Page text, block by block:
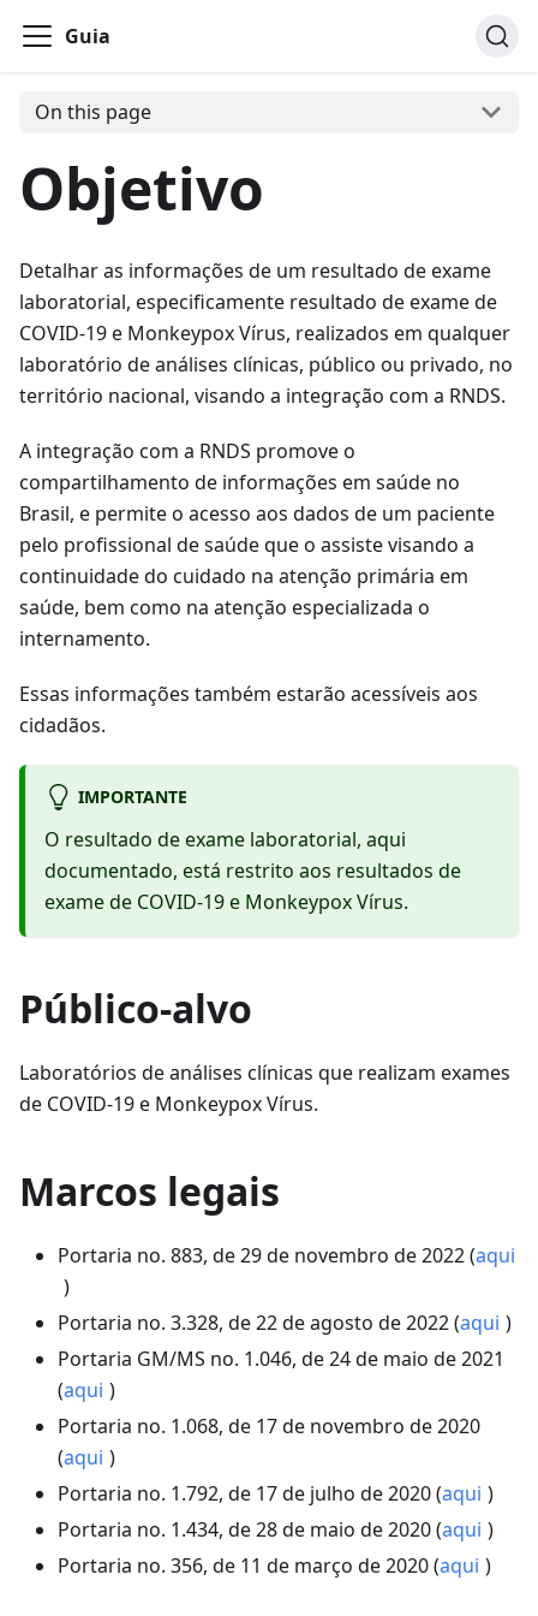
Guia
On this page
Objetivo
Detalhar as informações de um resultado de exame
laboratorial, especificamente resultado de exame de
COVID-19 e Monkeypox Vírus, realizados em qualquer
laboratório de análises clínicas, público ou privado, no
território nacional, visando a integração com a RNDS.
A integração com a RNDS promove o
compartilhamento de informações em saúde no
Brasil, e permite o acesso aos dados de um paciente
pelo profissional de saúde que o assiste visando a
continuidade do cuidado na atenção primária em
saúde, bem como na atenção especializada o
internamento.
Essas informações também estarão acessíveis aos
cidadãos.
IMPORTANTE
O resultado de exame laboratorial, aqui
documentado, está restrito aos resultados de
exame de COVID-19 e Monkeypox Vírus.
Público-alvo
Laboratórios de análises clínicas que realizam exames
de COVID-19 e Monkeypox Vírus.
Marcos legais
Portaria no. 883, de 29 de novembro de 2022 (aqui
)
Portaria no. 3.328, de 22 de agosto de 2022 (aqui )
Portaria GM/MS no. 1.046, de 24 de maio de 2021
(aqui )
Portaria no. 1.068, de 17 de novembro de 2020
(aqui )
Portaria no. 1.792, de 17 de julho de 2020 (aqui )
Portaria no. 1.434, de 28 de maio de 2020 (aqui )
Portaria no. 356, de 11 de março de 2020 (aqui )